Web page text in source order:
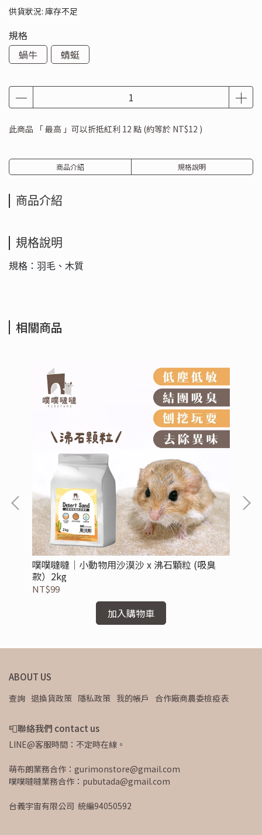
供貨狀況: 庫存不足
規格
蝸牛
蜻蜓
此商品 「 最高 」可以折抵紅利 12 點 (約等於 NT$12 )
商品介紹 規格說明
商品介紹
規格說明
規格：羽毛、木質
相關商品
噗噗噠噠｜小動物用沙漠沙 x 沸石顆粒 (吸臭
款）2kg
NT$99
加入購物車
ABOUT US
查詢 退換貨政策 隱私政策 我的帳戶 合作廠商農委檢疫表
📮聯絡我們 contact us
LINE@客服時間：不定時在線。
萌布朗業務合作：gurimonstore@gmail.com
噗噗噠噠業務合作：pubutada@gmail.com
台義宇宙有限公司  統編94050592